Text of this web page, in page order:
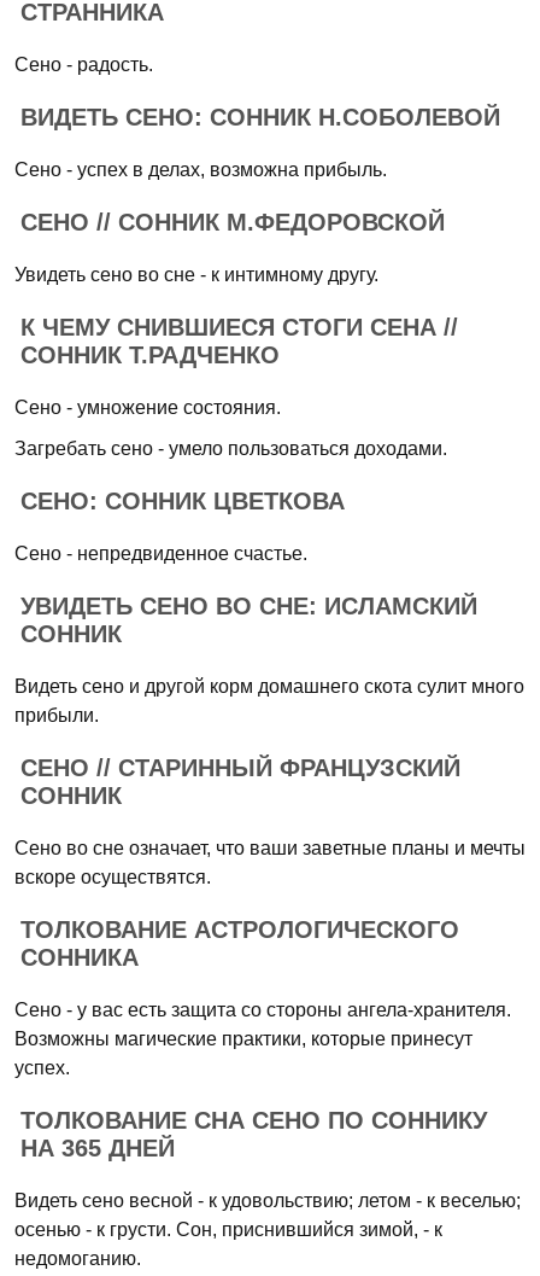
СТРАННИКА
Сено - радость.
ВИДЕТЬ СЕНО: СОННИК Н.СОБОЛЕВОЙ
Сено - успех в делах, возможна прибыль.
СЕНО // СОННИК М.ФЕДОРОВСКОЙ
Увидеть сено во сне - к интимному другу.
К ЧЕМУ СНИВШИЕСЯ СТОГИ СЕНА //
СОННИК Т.РАДЧЕНКО
Сено - умножение состояния.
Загребать сено - умело пользоваться доходами.
СЕНО: СОННИК ЦВЕТКОВА
Сено - непредвиденное счастье.
УВИДЕТЬ СЕНО ВО СНЕ: ИСЛАМСКИЙ
СОННИК
Видеть сено и другой корм домашнего скота сулит много
прибыли.
СЕНО // СТАРИННЫЙ ФРАНЦУЗСКИЙ
СОННИК
Сено во сне означает, что ваши заветные планы и мечты
вскоре осуществятся.
ТОЛКОВАНИЕ АСТРОЛОГИЧЕСКОГО
СОННИКА
Сено - у вас есть защита со стороны ангела-хранителя.
Возможны магические практики, которые принесут
успех.
ТОЛКОВАНИЕ СНА СЕНО ПО СОННИКУ
НА 365 ДНЕЙ
Видеть сено весной - к удовольствию; летом - к веселью;
осенью - к грусти. Сон, приснившийся зимой, - к
недомоганию.